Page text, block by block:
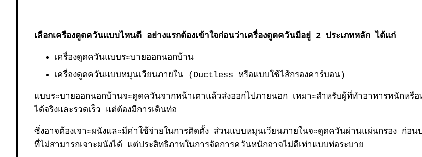
เลือกเครืองดูดควันแบบไหนดี อย่างแรกต้องเข้าใจก่อนว่าเครื่องดูดควันมีอยู่ 2 ประเภทหลัก ได้แก่
เครื่องดูดควันแบบระบายออกนอกบ้าน
เครื่องดูดควันแบบหมุนเวียนภายใน ( Ductless หรือแบบใช้ไส้กรองคาร์บอน)
แบบระบายออกนอกบ้านจะดูดควันจากหน้าเตาแล้วส่งออกไปภายนอก เหมาะสำหรับผู้ที่ทำอาหารหนัก
ได้จริงและรวดเร็ว แต่ต้องมีการเดินท่อ
ซึ่งอาจต้องเจาะผนังและมีค่าใช้จ่ายในการติดตั้ง ส่วนแบบหมุนเวียนภายในจะดูดควันผ่านแผ่นกรอง ก่อ
ที่ไม่สามารถเจาะผนังได้ แต่ประสิทธิภาพในการจัดการควันหนักอาจไม่ดีเท่าแบบท่อระบาย